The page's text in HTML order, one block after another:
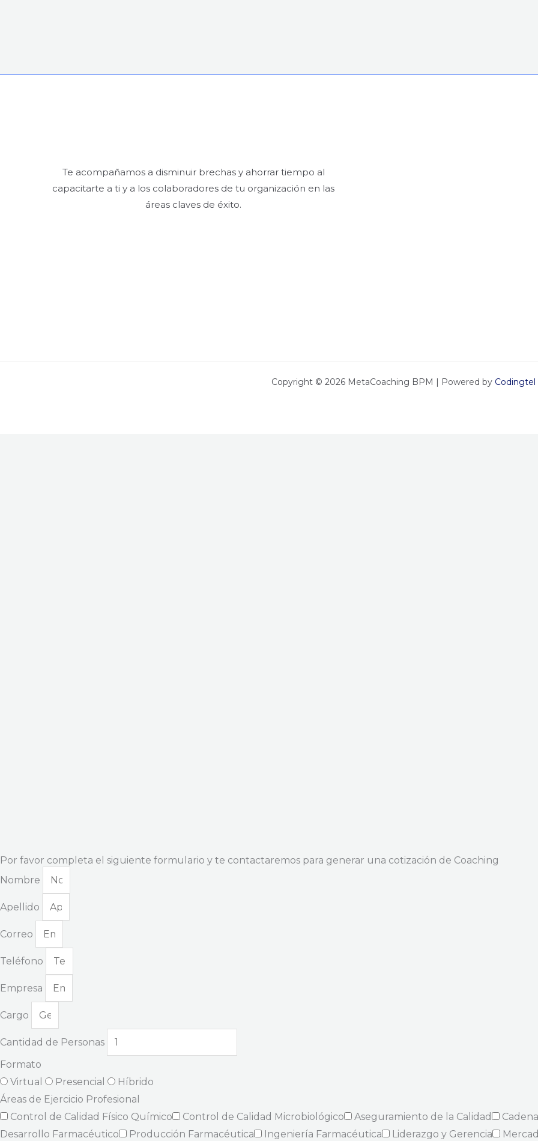
Te acompañamos a disminuir brechas y ahorrar tiempo al
capacitarte a ti y a los colaboradores de tu organización en las
áreas claves de éxito.
Copyright © 2026 MetaCoaching BPM | Powered by Codingtel
Por favor completa el siguiente formulario y te contactaremos para generar una cotización de Coaching
Nombre
Apellido
Correo
Teléfono
Empresa
Cargo
Cantidad de Personas
Formato
Virtual
Presencial
Híbrido
Áreas de Ejercicio Profesional
Control de Calidad Físico Químico
Control de Calidad Microbiológico Aseguramiento de la Calidad
Desarrollo Farmacéutico
Producción Farmacéutica Ingeniería Farmacéutica Liderazgo y Gerencia